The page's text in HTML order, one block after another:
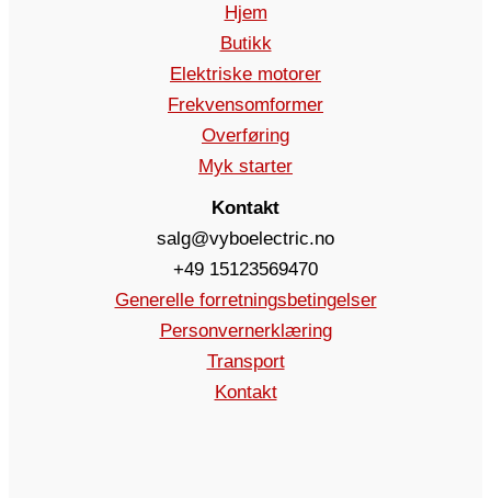
Hjem
Butikk
Elektriske motorer
Frekvensomformer
Overføring
Myk starter
Kontakt
salg@vyboelectric.no
+49 15123569470
Generelle forretningsbetingelser
Personvernerklæring
Transport
Kontakt